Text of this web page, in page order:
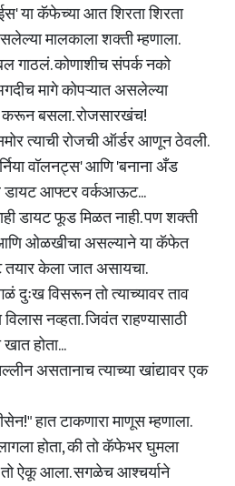
या कॅफेच्या आत शिरता शिरता
मालकाला शक्ती म्हणाला.
गाठलं. कोणाशीच संपर्क नको
मागे कोपऱ्यात असलेल्या
बसला. रोजसारखंच!
त्याची रोजची ऑर्डर आणून ठेवली.
वॉलनट्स' आणि 'बनाना अँड
डायट आफ्टर वर्कआऊट...
डायट फूड मिळत नाही. पण शक्ती
ओळखीचा असल्याने या कॅफेत
तयार केला जात असायचा.
विसरून तो त्याच्यावर ताव
नव्हता. जिवंत राहण्यासाठी
होता...
असतानाच त्याच्या खांद्यावर एक
हात टाकणारा माणूस म्हणाला.
होता, की तो कॅफेभर घुमला
ऐकू आला. सगळेच आश्चर्याने